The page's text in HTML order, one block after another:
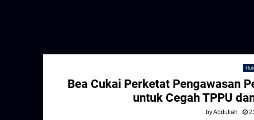
Bea Cukai Perketat Pengawasan
untuk Cegah TPPU
byAbdullah